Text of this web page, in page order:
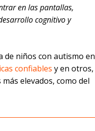
en las pantallas,
cognitivo y
de niños con autismo en
confiables y en otros,
elevados, como del